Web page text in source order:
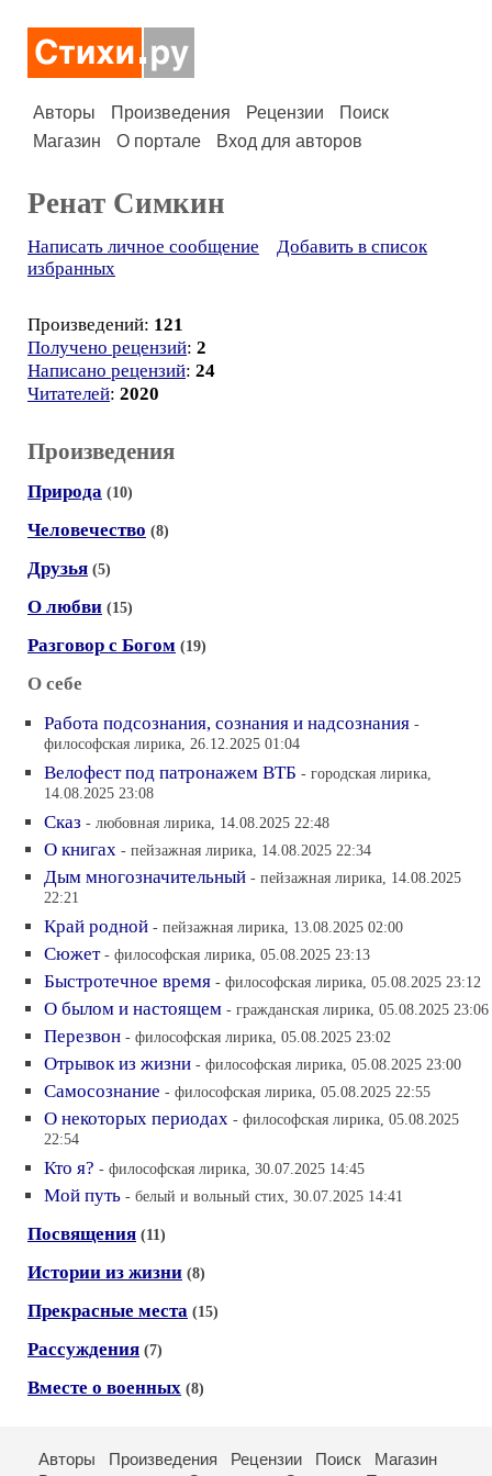
Авторы Произведения Рецензии
Поиск
Магазин
О портале Вход для авторов
Ренат Симкин
Написать личное сообщение
Добавить в список
избранных
Произведений: 121
Получено рецензий: 2
Написано рецензий: 24
Читателей: 2020
Произведения
Природа (10)
Человечество (8)
Друзья (5)
О любви (15)
Разговор с Богом (19)
О себе
Работа подсознания, сознания и надсознания -
философская лирика, 26.12.2025 01:04
Велофест под патронажем ВТБ - городская лирика,
14.08.2025 23:08
Сказ - любовная лирика, 14.08.2025 22:48
О книгах - пейзажная лирика, 14.08.2025 22:34
Дым многозначительный - пейзажная лирика, 14.08.2025
22:21
Край родной - пейзажная лирика, 13.08.2025 02:00
Сюжет - философская лирика, 05.08.2025 23:13
Быстротечное время - философская лирика, 05.08.2025 23:12
О былом и настоящем - гражданская лирика, 05.08.2025 23:06
Перезвон - философская лирика, 05.08.2025 23:02
Отрывок из жизни - философская лирика, 05.08.2025 23:00
Самосознание - философская лирика, 05.08.2025 22:55
О некоторых периодах - философская лирика, 05.08.2025
22:54
Кто я? - философская лирика, 30.07.2025 14:45
Мой путь - белый и вольный стих, 30.07.2025 14:41
Посвящения (11)
Истории из жизни (8)
Прекрасные места (15)
Рассуждения (7)
Вместе о военных (8)
Авторы Произведения Рецензии Поиск
Магазин